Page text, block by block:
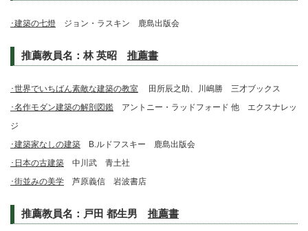
･建築の七燈 ジョン・ラスキン 鹿島出版会
推薦教員名： 林 英昭 推薦書
･世界でいちばん素敵な建築の教室
田所辰之助、川嶋勝 三才ブックス
･名作モダン建築の解剖図鑑 アントニー・ラッドフォード 他 エクスナレッ
ジ
･建築家なしの建築 B.ルドフスキー 鹿島出版会
･日本の古建築 中川武 青土社
･街並みの美学 芦原義信 岩波書店
推薦教員名： 戸田 都生男 推薦書